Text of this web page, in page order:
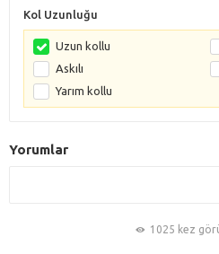
Kol Uzunluğu
Uzun kollu
Askılı
Yarım kollu
Yorumlar
1025 kez